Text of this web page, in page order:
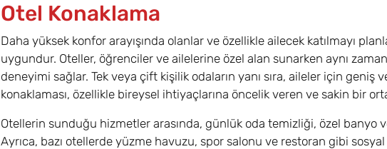
Otel Konaklama
Daha yüksek konfor arayışında olanlar ve özellikle ailecek katılmayı
uygundur. Oteller, öğrenciler ve ailelerine özel alan sunarken aynı
deneyimi sağlar. Tek veya çift kişilik odaların yanı sıra, aileler için geniş
konaklaması, özellikle bireysel ihtiyaçlarına öncelik veren ve sakin bir
Otellerin sunduğu hizmetler arasında, günlük oda temizliği, özel banyo
Ayrıca, bazı otellerde yüzme havuzu, spor salonu ve restoran gibi